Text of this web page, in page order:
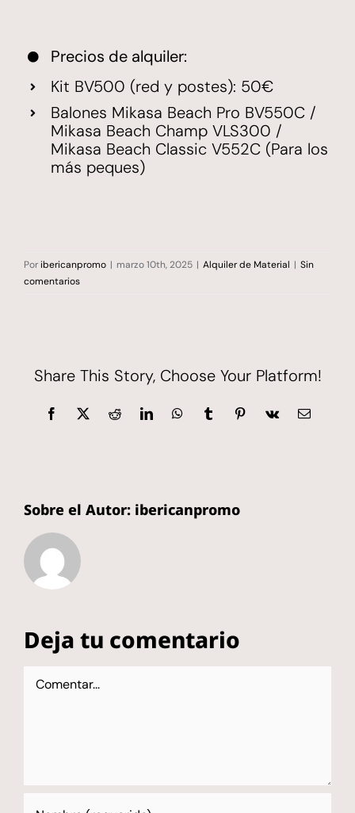
Precios de alquiler:
Kit BV500 (red y postes): 50€
Balones Mikasa Beach Pro BV550C /
Mikasa Beach Champ VLS300 /
Mikasa Beach Classic V552C (Para los
más peques)
Por ibericanpromo | marzo 10th, 2025 | Alquiler de Material | Sin
comentarios
Share This Story, Choose Your Platform!
Facebook
X RedditLinkedInWhatsAppTumblrPinterest
Vk
Correo
Sobre el Autor: ibericanpromo
Deja tu comentario
Comentar